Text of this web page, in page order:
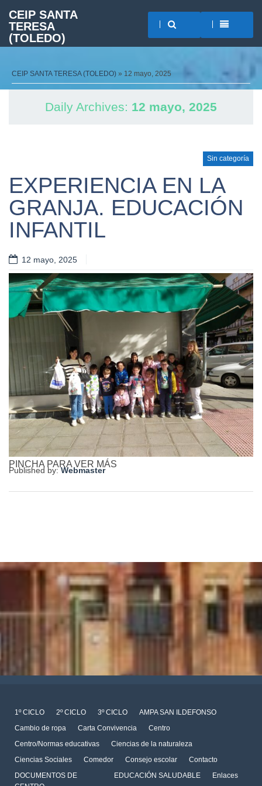
CEIP SANTA
TERESA
(TOLEDO)
CEIP SANTA TERESA (TOLEDO) » 12 mayo, 2025
Daily Archives: 12 mayo, 2025
Sin categoría
EXPERIENCIA EN LA
GRANJA. EDUCACIÓN
INFANTIL
12 mayo, 2025
PINCHA PARA VER MÁS
Published by:Webmaster
1º CICLO 2º CICLO 3º CICLO
AMPA SAN ILDEFONSO
Cambio de ropa
Carta Convivencia
Centro
Centro/Normas educativas
Ciencias de la naturaleza
Ciencias Sociales
Comedor Consejo escolar
Contacto
DOCUMENTOS DE
EDUCACIÓN SALUDABLE Enlaces